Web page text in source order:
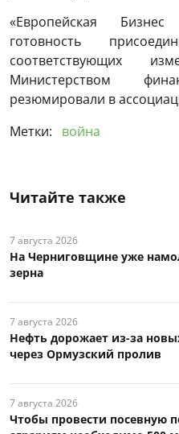
«Европейская
готовность
соответствующих
Министерством
резюмировали в
Метки:
война
Читайте также
7 августа 2026
На Черниговщине уже
зерна
7 августа 2026
Нефть дорожает из-за
через Ормузский пролив
7 августа 2026
Чтобы провести посевную